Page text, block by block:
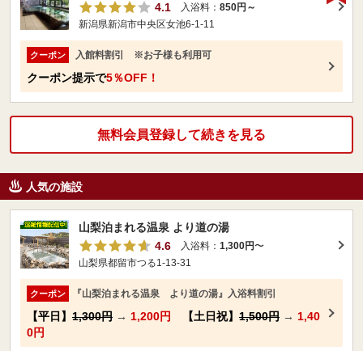
4.1
入浴料： 850円～
新潟県新潟市中央区女池6-1-11
クーポン 入館料割引 ※お子様も利用可
クーポン提示で5％OFF！
無料会員登録して続きを見る
人気の施設
山梨泊まれる温泉 より道の湯
4.6
入浴料： 1,300円〜
山梨県都留市つる1-13-31
クーポン 『山梨泊まれる温泉 より道の湯』入浴料割引
【平日】 1,300円 → 1,200円 【土日祝】 1,500円 → 1,40
0円